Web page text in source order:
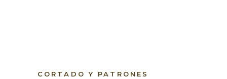
CORTADO Y PATRONES